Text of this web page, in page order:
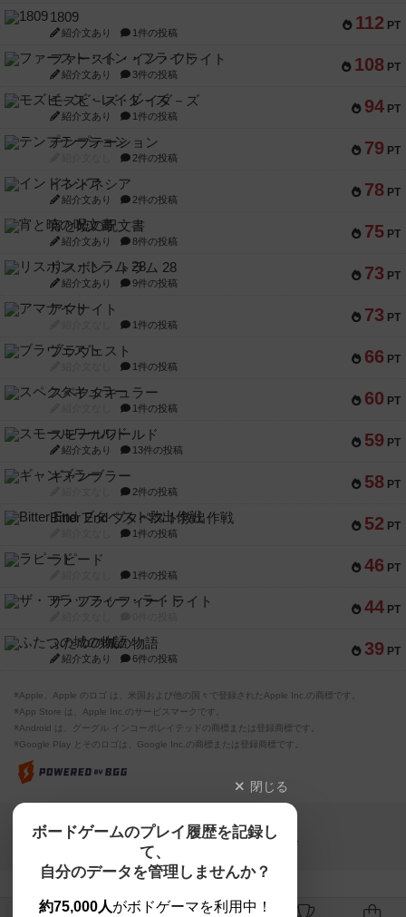
112 PT
1809
紹介文あり 1件の投稿
108 PT
ファースト・イン・フライト
紹介文あり 3件の投稿
94 PT
モズビ－ズ・レイダ－ズ
紹介文あり 1件の投稿
79 PT
テンプテーション
2件の投稿
78 PT
インドネシア
紹介文あり 2件の投稿
75 PT
宵と暁の呪文書
紹介文あり 8件の投稿
73 PT
リスボン・トラム 28
紹介文あり 9件の投稿
73 PT
アマナイト
1件の投稿
66 PT
ブラヴェスト
1件の投稿
60 PT
スペクタキュラー
1件の投稿
59 PT
スモールワールド
紹介文あり 13件の投稿
58 PT
ギャンブラー
2件の投稿
52 PT
Bitter End ブタペスト救出作戦
1件の投稿
46 PT
ラピード
1件の投稿
44 PT
ザ・フラッフィー・ライト
39 PT
ふたつの城の物語
紹介文あり 6件の投稿
※Apple、Apple のロゴ は、米国および他の国々で登録されたApple Inc.の商標です。
※App Store は、Apple Inc.のサービスマークです。
※Android は、グーグル インコーポレイテッドの商標または登録商標です。
※Google Play とそのロゴは、Google Inc.の商標または登録商標です。
閉じる
ボードゲームのプレイ履歴を記録し
て、
自分のデータを管理しませんか？
約75,000人がボドゲーマを利用中！
Copyright (c)
【ボドゲーマ】ボードゲームの総合情報サイト